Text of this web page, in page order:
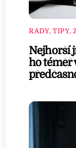
RADY, TIPY,
Nejhorší
ho téměř